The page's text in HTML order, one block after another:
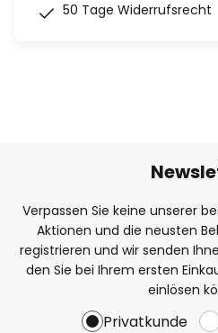
50 Tage Widerrufsrecht
Verpassen Sie keine unserer
Aktionen und die neusten
registrieren und wir senden
den Sie bei Ihrem ersten
einlösen
Privatkunde